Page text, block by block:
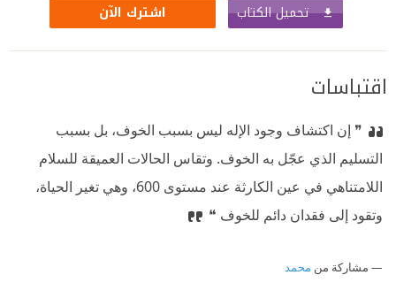
تحميل الكتاب اشترك الآن
اقتباسات
❞ إن اكتشاف وجود الإله ليس بسبب الخوف، بل بسبب
التسليم الذي عجّل به الخوف. وتقاس الحالات العميقة للسلام
اللامتناهي في عين الكارثة عند مستوى 600، وهي تغير الحياة،
وتقود إلى فقدان دائم للخوف ❝
مشاركة من محمد